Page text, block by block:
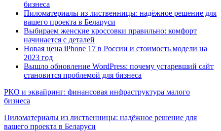
бизнеса
Пиломатериалы из лиственницы: надёжное решение для
вашего проекта в Беларуси
Выбираем женские кроссовки правильно: комфорт
начинается с деталей
Новая цена iPhone 17 в России и стоимость модели на
2023 год
Вышло обновление WordPress: почему устаревший сайт
становится проблемой для бизнеса
РКО и эквайринг: финансовая инфраструктура малого
бизнеса
Пиломатериалы из лиственницы: надёжное решение для
вашего проекта в Беларуси